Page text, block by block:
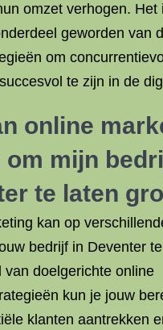
omzet verhogen. Het
geworden van
om
te zijn in de
online
om mijn
te laten
kan op
bedrijf in Deventer
van doelgerichte online
kun je jouw
klanten aantrekken